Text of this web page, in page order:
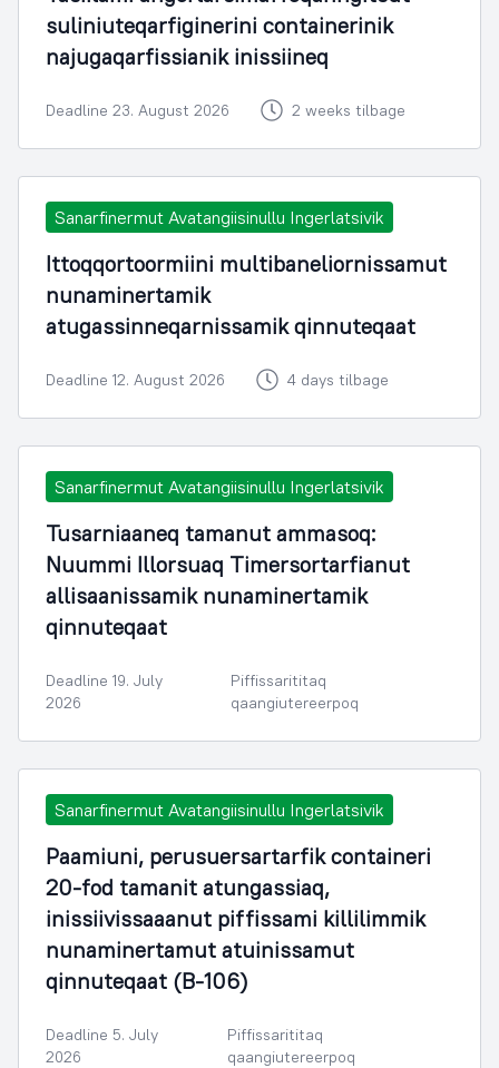
suliniuteqarfiginerini containerinik
najugaqarfissianik inissiineq
Deadline 23. August 2026 2 weeks tilbage
Sanarfinermut Avatangiisinullu Ingerlatsivik
Ittoqqortoormiini multibaneliornissamut
nunaminertamik
atugassinneqarnissamik qinnuteqaat
Deadline 12. August 2026 4 days tilbage
Sanarfinermut Avatangiisinullu Ingerlatsivik
Tusarniaaneq tamanut ammasoq:
Nuummi Illorsuaq Timersortarfianut
allisaanissamik nunaminertamik
qinnuteqaat
Deadline 19. July
2026
Piffissarititaq
qaangiutereerpoq
Sanarfinermut Avatangiisinullu Ingerlatsivik
Paamiuni, perusuersartarfik containeri
20-fod tamanit atungassiaq,
inissiivissaaanut piffissami killilimmik
nunaminertamut atuinissamut
qinnuteqaat (B-106)
Deadline 5. July
2026
Piffissarititaq
qaangiutereerpoq